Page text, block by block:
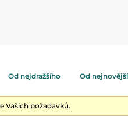
Od nejdražšího Od
Vašich požadavků.